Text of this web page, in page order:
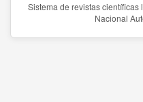
Sistema de revistas
Nacional